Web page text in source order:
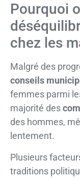
Pourquoi
chez les
Malgré des
conseils
femmes parmi
majorité des
des hommes,
lentement.
Plusieurs
traditions